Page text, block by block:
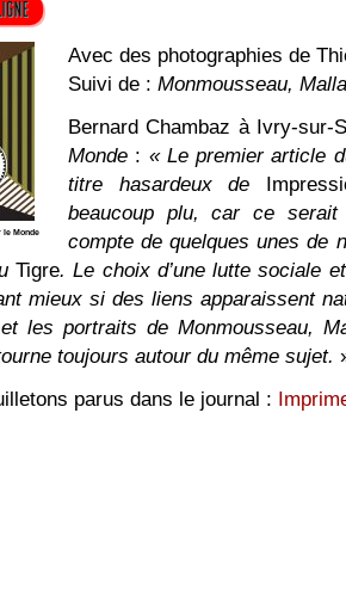
le Monde
Avec des photographies de
Suivi de : Monmousseau,
Bernard Chambaz à Ivry-sur-
Monde : « Le premier article
titre hasardeux de
beaucoup plu, car ce
compte de quelques unes de
Tigre. Le choix d’une lutte sociale
mieux si des liens apparaissent
les portraits de Monmousseau,
toujours autour du même sujet.
parus dans le journal :